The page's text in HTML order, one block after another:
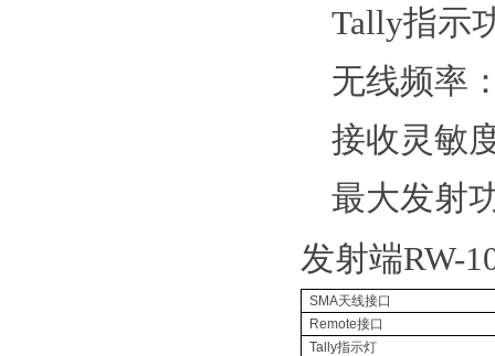
Tally指示
无线频率
接收灵敏
最大发射
发射端RW-
SMA天线接口
Remote接口
Tally指示灯